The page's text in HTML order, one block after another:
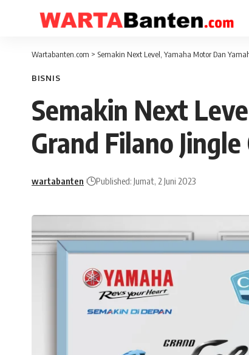
Wartabanten.com > Semakin Next Level, Yamaha Motor Dan
BISNIS
Semakin Next
Grand Filano
wartabanten Published: Jumat, 2 Juni 2023